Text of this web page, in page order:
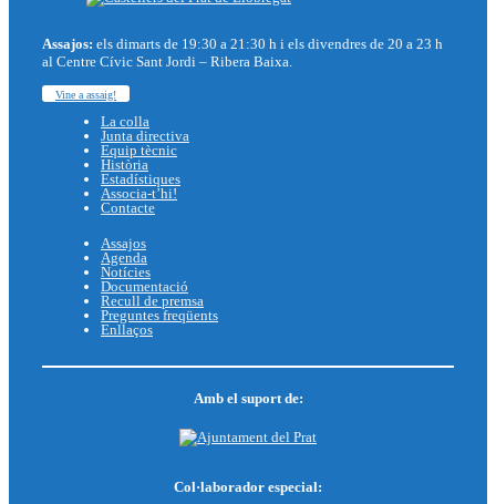
Assajos: els dimarts de 19:30 a 21:30 h i els divendres de 20 a 23 h
al Centre Cívic Sant Jordi – Ribera Baixa.
Vine a assaig!
La colla
Junta directiva
Equip tècnic
Història
Estadístiques
Associa-t’hi!
Contacte
Assajos
Agenda
Notícies
Documentació
Recull de premsa
Preguntes freqüents
Enllaços
Amb el suport de:
Col·laborador especial: